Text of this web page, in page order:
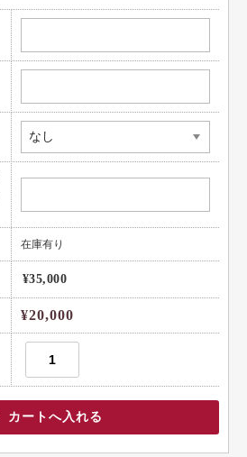
在庫有り
¥35,000
¥20,000